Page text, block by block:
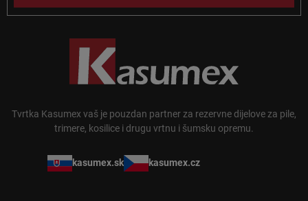
Tvrtka Kasumex vaš je pouzdan partner za rezervne dijelove za pile,
trimere, kosilice i drugu vrtnu i šumsku opremu.
kasumex.sk kasumex.cz